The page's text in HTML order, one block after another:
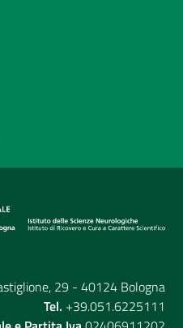
29 - 40124 Bologna
Tel. +39.051.6225111